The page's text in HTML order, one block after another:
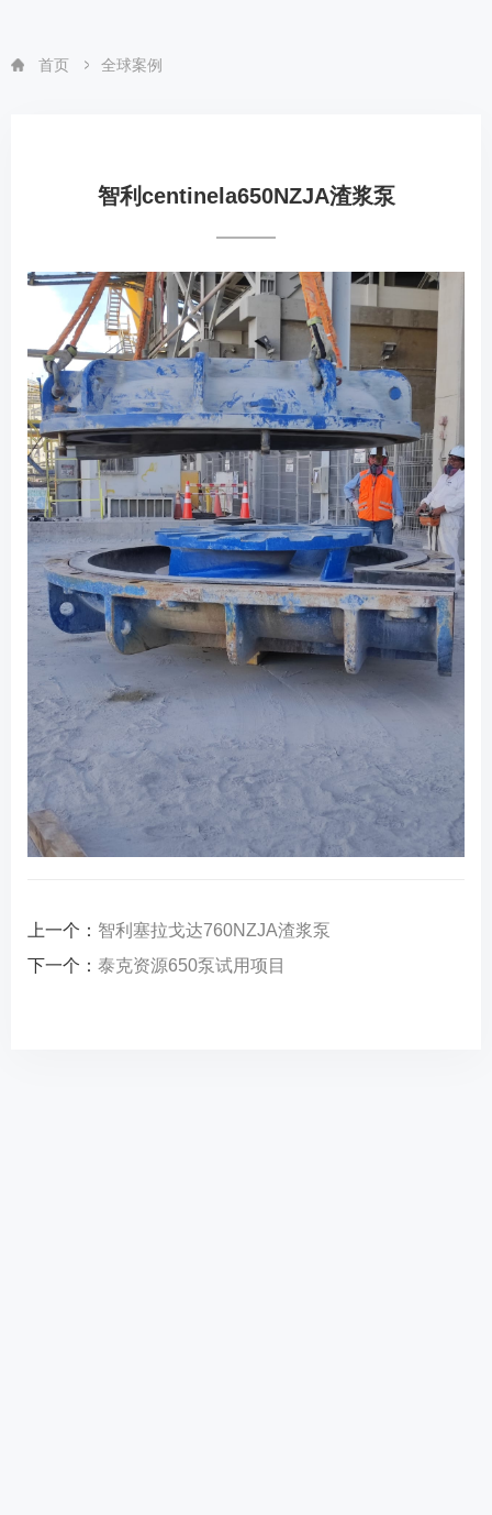
首页 全球案例
智利centinela650NZJA渣浆泵
上一个： 智利塞拉戈达760NZJA渣浆泵
下一个： 泰克资源650泵试用项目